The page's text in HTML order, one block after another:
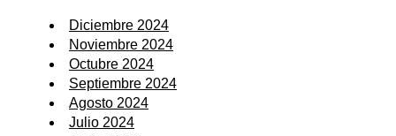
Diciembre 2024
Noviembre 2024
Octubre 2024
Septiembre 2024
Agosto 2024
Julio 2024